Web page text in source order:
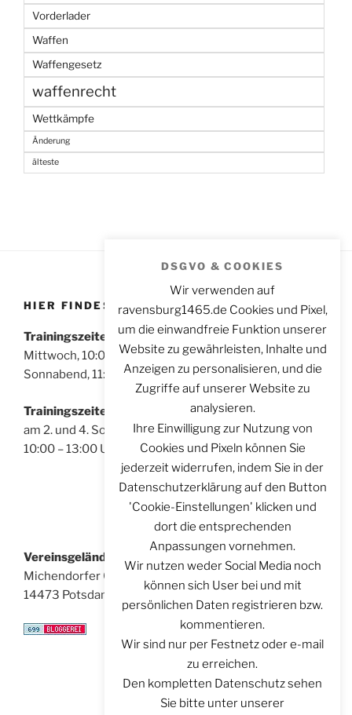
Vorderlader
Waffen
Waffengesetz
waffenrecht
Wettkämpfe
Änderung
älteste
HIER FINDEST DU UNS
Trainingszeiten für Sportschützen:
Mittwoch, 10:00 – 14:00 Uhr
Sonnabend, 11:00 – 14:00 Uhr
Trainingszeiten für Bogenschützen:
am 2. und 4. Sonntag im Monat
10:00 – 13:00 Uhr
Vereinsgelände:
Michendorfer Chaussee 8
14473 Potsdam
DSGVO & COOKIES
Wir verwenden auf
ravensburg1465.de Cookies und Pixel,
um die einwandfreie Funktion unserer
Website zu gewährleisten, Inhalte und
Anzeigen zu personalisieren, und die
Zugriffe auf unserer Website zu
analysieren.
Ihre Einwilligung zur Nutzung von
Cookies und Pixeln können Sie
jederzeit widerrufen, indem Sie in der
Datenschutzerklärung auf den Button
'Cookie-Einstellungen' klicken und
dort die entsprechenden
Anpassungen vornehmen.
Wir nutzen weder Social Media noch
können sich User bei und mit
persönlichen Daten registrieren bzw.
kommentieren.
Wir sind nur per Festnetz oder e-mail
zu erreichen.
Den kompletten Datenschutz sehen
Sie bitte unter unserer